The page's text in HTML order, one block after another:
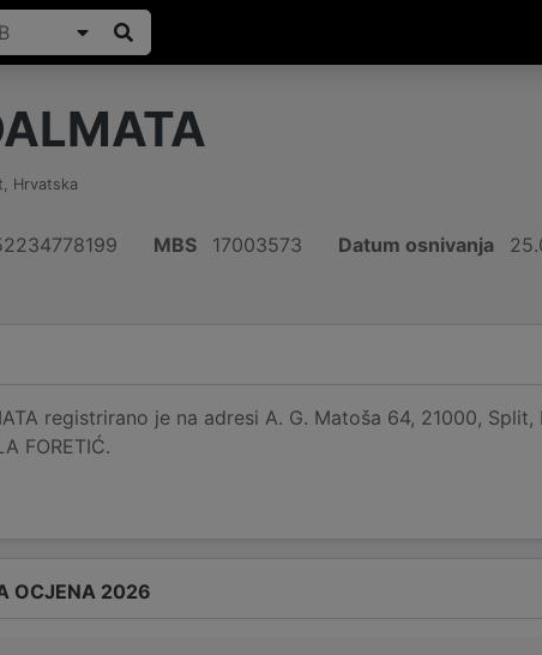
, Hrvatska
MBS 17003573 Datum osnivanja
registrirano je na adresi A. G. Matoša 64, 21000,
FORETIĆ.
OCJENA 2026